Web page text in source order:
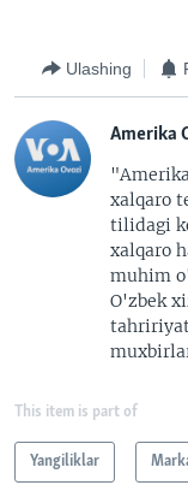
Ulashing
Amerika
xalqaro
tilidagi
xalqaro
muhim
O'zbek
This item is part of
Yangiliklar